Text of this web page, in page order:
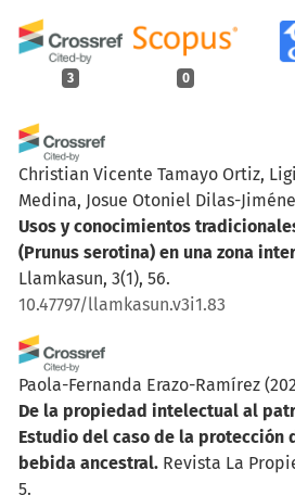
3 0
Christian Vicente Tamayo Ortiz,
Medina, Josue Otoniel Dilas-
Usos y conocimientos
(Prunus serotina) en una zona
Llamkasun, 3(1), 56.
10.47797/llamkasun.v3i1.83
Paola-Fernanda Erazo-Ramírez
De la propiedad intelectual al
Estudio del caso de la protección
bebida ancestral. Revista La
5.